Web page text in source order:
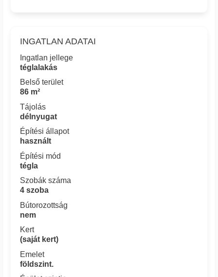
INGATLAN ADATAI
Ingatlan jellege
téglalakás
Belső terület
86 m²
Tájolás
délnyugat
Építési állapot
használt
Építési mód
tégla
Szobák száma
4 szoba
Bútorozottság
nem
Kert
(saját kert)
Emelet
földszint.